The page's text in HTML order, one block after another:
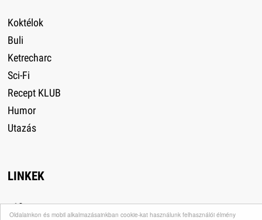
Oldalainkon és mobil alkalmazásainkban cookie-kat használunk felhasználói élmény
Koktélok
Buli
Ketrecharc
Sci-Fi
Recept KLUB
Humor
Utazás
LINKEK
+18